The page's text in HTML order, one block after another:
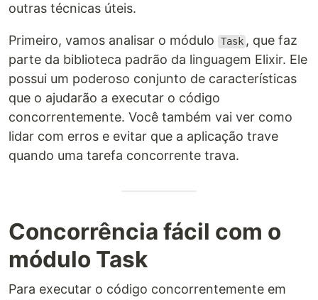
outras técnicas úteis.
Primeiro, vamos analisar o módulo Task , que faz
parte da biblioteca padrão da linguagem Elixir. Ele
possui um poderoso conjunto de características
que o ajudarão a executar o código
concorrentemente. Você também vai ver como
lidar com erros e evitar que a aplicação trave
quando uma tarefa concorrente trava.
Concorrência fácil com o
módulo Task
Para executar o código concorrentemente em